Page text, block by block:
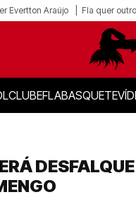
Evertton Araújo Fla quer
CLUBEFLABASQUETE